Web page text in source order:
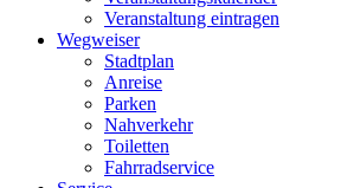
Veranstaltung eintragen
Wegweiser
Stadtplan
Anreise
Parken
Nahverkehr
Toiletten
Fahrradservice